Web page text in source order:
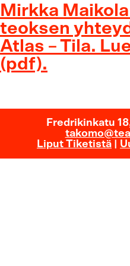
Mirkka
teoksen
Atlas – Tila.
(pdf).
Fredrikinkatu
Liput Tiketistä